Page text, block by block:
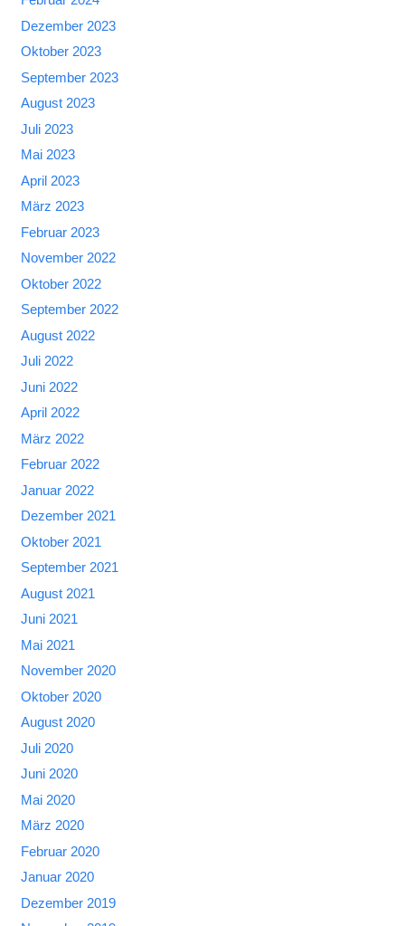
Dezember 2023
Oktober 2023
September 2023
August 2023
Juli 2023
Mai 2023
April 2023
März 2023
Februar 2023
November 2022
Oktober 2022
September 2022
August 2022
Juli 2022
Juni 2022
April 2022
März 2022
Februar 2022
Januar 2022
Dezember 2021
Oktober 2021
September 2021
August 2021
Juni 2021
Mai 2021
November 2020
Oktober 2020
August 2020
Juli 2020
Juni 2020
Mai 2020
März 2020
Februar 2020
Januar 2020
Dezember 2019